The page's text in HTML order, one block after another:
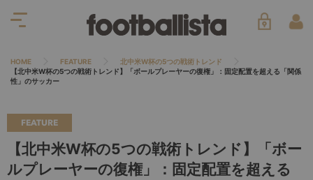
HOME FEATURE
北中米W杯の5つの戦術トレンド
【北中米W杯の5つの戦術トレンド】「ボールプレーヤーの復権」：固定配置を超える「関係
性」のサッカー
FEATURE
【北中米W杯の5つの戦術トレンド】「ボー
ルプレーヤーの復権」：固定配置を超える